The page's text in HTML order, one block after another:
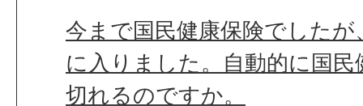
今まで国民健康保険でしたが
に入りました。自動的に国
切れるのですか。